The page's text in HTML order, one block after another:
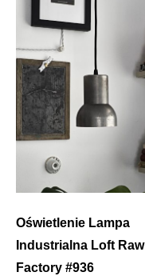
Oświetlenie Lampa
Industrialna Loft Raw
Factory #936